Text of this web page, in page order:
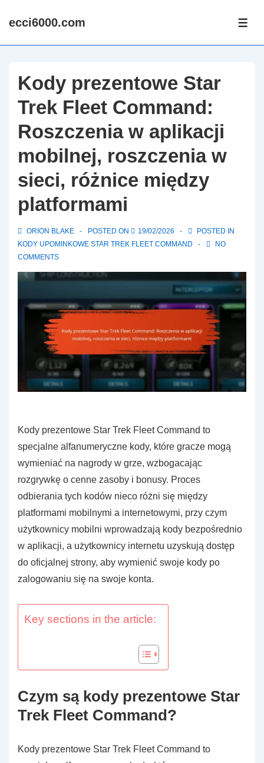
Skipecci6000.com
Kody prezentowe Star
Trek Fleet Command:
Roszczenia w aplikacji
mobilnej, roszczenia w
sieci, różnice między
platformami
ORION BLAKE POSTED ON 19/02/2026
POSTED IN
KODY UPOMINKOWE STAR TREK FLEET COMMAND
NO
COMMENTS
Kody prezentowe Star Trek Fleet Command to
specjalne alfanumeryczne kody, które gracze mogą
wymieniać na nagrody w grze, wzbogacając
rozgrywkę o cenne zasoby i bonusy. Proces
odbierania tych kodów nieco różni się między
platformami mobilnymi a internetowymi, przy czym
użytkownicy mobilni wprowadzają kody bezpośrednio
w aplikacji, a użytkownicy internetu uzyskują dostęp
do oficjalnej strony, aby wymienić swoje kody po
zalogowaniu się na swoje konta.
Key sections in the article:
Czym są kody prezentowe Star
Trek Fleet Command?
Kody prezentowe Star Trek Fleet Command to